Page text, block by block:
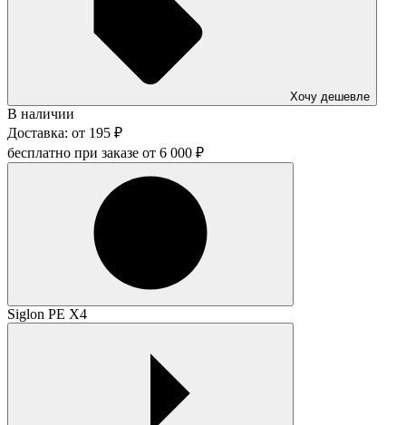
Хочу дешевле
В наличии
Доставка: от 195 ₽
бесплатно при заказе от 6 000 ₽
Siglon PE X4